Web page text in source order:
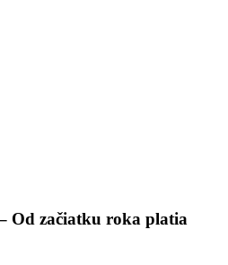
Od začiatku roka platia